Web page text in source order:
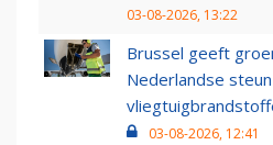
03-08-2026, 13:22
Brussel geeft
Nederlandse
03-08-2026, 12:41